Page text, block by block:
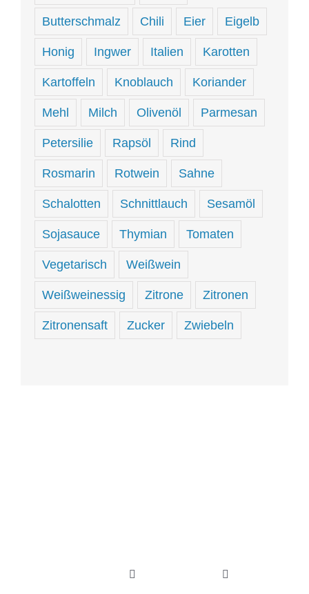
Butterschmalz Chili Eier Eigelb
Honig Ingwer Italien Karotten
Kartoffeln Knoblauch Koriander
Mehl Milch Olivenöl Parmesan
Petersilie Rapsöl Rind
Rosmarin Rotwein Sahne
Schalotten Schnittlauch Sesamöl
Sojasauce Thymian Tomaten
Vegetarisch Weißwein
Weißweinessig Zitrone Zitronen
Zitronensaft Zucker Zwiebeln
Toggle
Toggle